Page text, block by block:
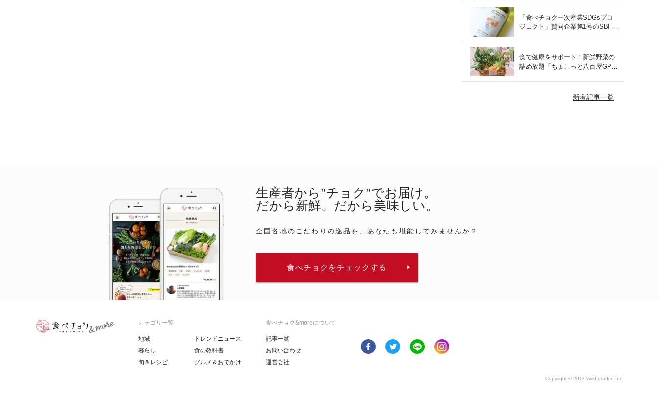
「食べチョク一次産業SDGsプロ
ジェクト」賛同企業第1号のSBI F
食で健康をサポート！新鮮野菜の
詰め放題「ちょこっと八百屋GP
新着記事一覧
生産者から"チョク"でお届け。
だから新鮮。だから美味しい。
全国各地のこだわりの逸品を、あなたも堪能してみませんか？
食べチョクをチェックする
カテゴリ一覧
地域
暮らし
旬＆レシピ
トレンドニュース
食の教科書
グルメ＆おでかけ
食べチョク&moreについて
記事一覧
お問い合わせ
運営会社
Copyright © 2018 vivid garden Inc.